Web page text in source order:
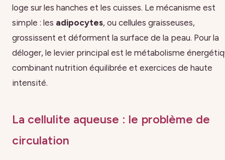
loge sur les hanches et les cuisses. Le mécanisme est
simple : les adipocytes, ou cellules graisseuses,
grossissent et déforment la surface de la peau. Pour la
déloger, le levier principal est le métabolisme
combinant nutrition équilibrée et exercices de haute
intensité.
La cellulite aqueuse : le problème de
circulation